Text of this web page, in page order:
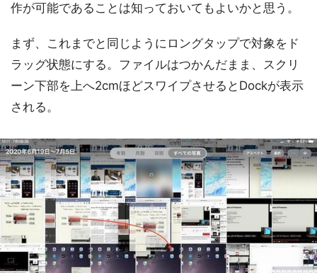
作が可能であることは知っておいてもよいかと思う。
まず、これまでと同じようにロングタップで対象をド
ラッグ状態にする。ファイルはつかんだまま、スクリ
ーン下部を上へ2cmほどスワイプさせるとDockが表示
される。